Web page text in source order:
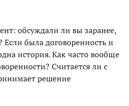
обсуждали ли вы заранее,
Если была договоренность и
история. Как часто вообще
Считается ли с
решение